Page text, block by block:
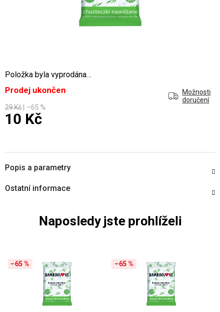
Položka byla vyprodána…
Prodej ukončen
Možnosti
doručení
29 Kč
–65 %
10 Kč
Popis a parametry
Ostatní informace
Naposledy jste prohlíželi
–65 % –65 %